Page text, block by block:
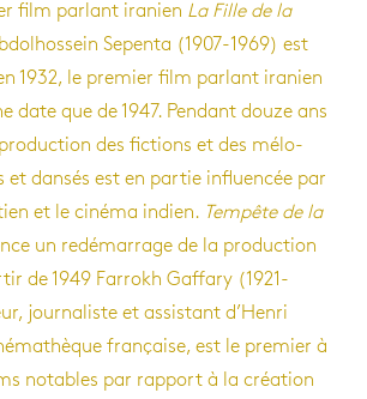
film par­lant ira­nien La Fille de la
Sepenta (1907-1969) est
1932, le pre­mier film par­lant ira­nien
date que de 1947. Pen­dant douze ans
des fic­tions et des mélo­
et dan­sés est en par­tie influen­cée par
et le cinéma indien. Tem­pête de la
un redé­mar­rage de la pro­duc­tion
de 1949 Far­rokh Gaf­fary (1921-
jour­na­liste et assis­tant d’Henri
fran­çaise, est le pre­mier à
notables par rap­port à la créa­tion